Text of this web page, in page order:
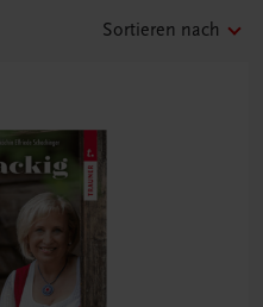
Sortieren nach